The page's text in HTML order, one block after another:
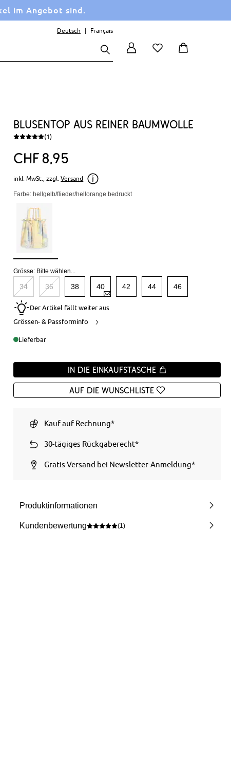
im Angebot sind.
Deutsch Français
Blusentop aus reiner Baumwolle
(1)
CHF8 95
inkl. MwSt., zzgl. Versand
Farbe: hellgelb/flieder/hellorange bedruckt
Grösse: Bitte wählen...
34 36 38 40 42 44 46
Der Artikel fällt weiter aus
Grössen- & Passforminfo
Lieferbar
In die Einkaufstasche
Auf die Wunschliste
Kauf auf Rechnung*
30-tägiges Rückgaberecht*
Gratis Versand bei Newsletter-Anmeldung*
Produktinformationen
Kundenbewertung (1)